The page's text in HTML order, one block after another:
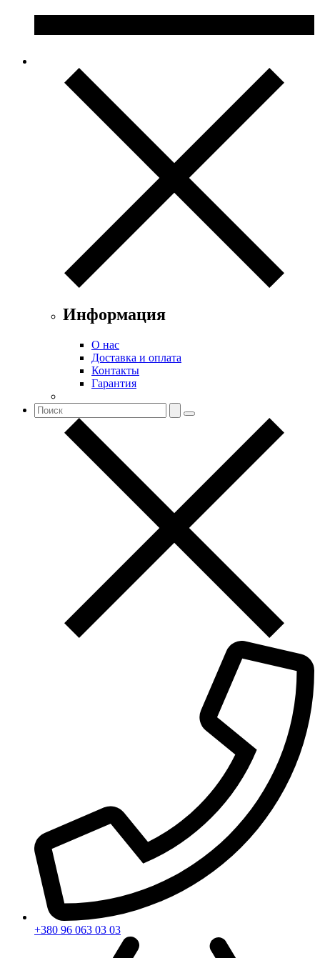
Информация
О нас
Доставка и оплата
Контакты
Гарантия
+380 96 063 03 03